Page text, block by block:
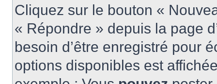
Cliquez sur le bouton «
« Répondre » depuis la page
besoin d’être enregistré pour
options disponibles est